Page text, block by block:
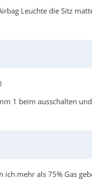
Leuchte die Sitz
1 beim ausschalten
mehr als 75% Gas